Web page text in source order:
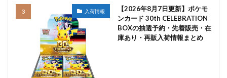
入荷情報
【2026年8月7日更新】ポケモ
ンカード 30th CELEBRATION
BOXの抽選予約・先着販売・在
庫あり・再販入荷情報まとめ